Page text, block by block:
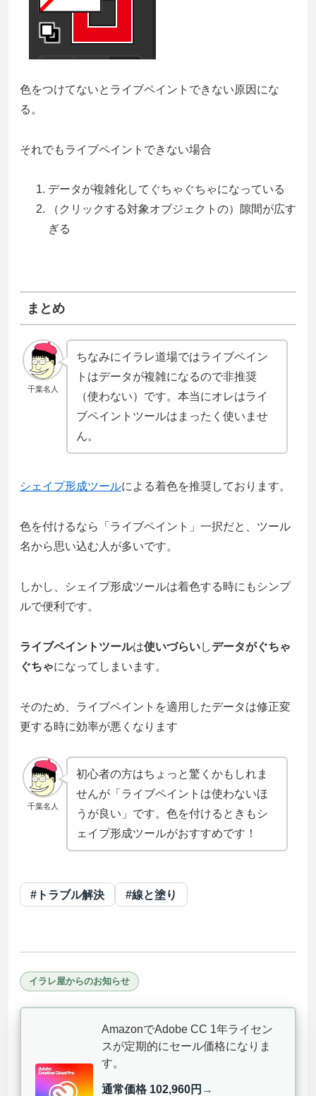
色をつけてないとライブペイントできない原因にな
る。
それでもライブペイントできない場合
データが複雑化してぐちゃぐちゃになっている
（クリックする対象オブジェクトの）隙間が広す
ぎる
まとめ
千葉名人
ちなみにイラレ道場ではライブペイン
トはデータが複雑になるので非推奨
（使わない）です。本当にオレはライ
ブペイントツールはまったく使いませ
ん。
シェイプ形成ツールによる着色を推奨しております。
色を付けるなら「ライブペイント」一択だと、ツール
名から思い込む人が多いです。
しかし、シェイプ形成ツールは着色する時にもシンプ
ルで便利です。
ライブペイントツールは使いづらいしデータがぐちゃ
ぐちゃになってしまいます。
そのため、ライブペイントを適用したデータは修正変
更する時に効率が悪くなります
千葉名人
初心者の方はちょっと驚くかもしれま
せんが「ライブペイントは使わないほ
うが良い」です。色を付けるときもシ
ェイプ形成ツールがおすすめです！
#トラブル解決 #線と塗り
イラレ屋からのお知らせ
AmazonでAdobe CC 1年ライセン
スが定期的にセール価格になりま
す。
通常価格 102,960円 →